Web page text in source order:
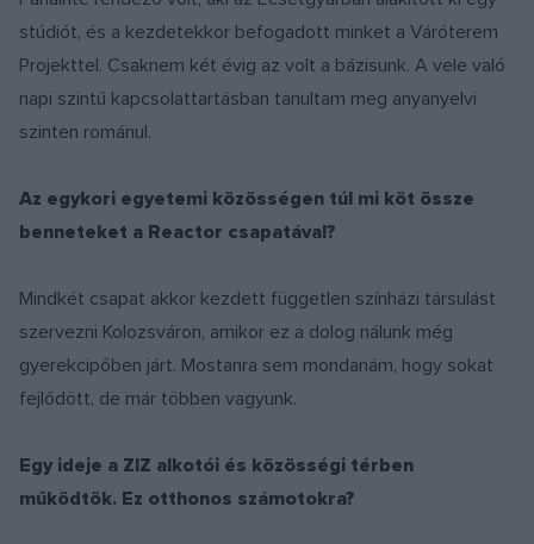
stúdiót, és a kezdetekkor befogadott minket a Váróterem
Projekttel. Csaknem két évig az volt a bázisunk. A vele való
napi szintű kapcsolattartásban tanultam meg anyanyelvi
szinten románul.
Az egykori egyetemi közösségen túl mi köt össze
benneteket a Reactor csapatával?
Mindkét csapat akkor kezdett független színházi társulást
szervezni Kolozsváron, amikor ez a dolog nálunk még
gyerekcipőben járt. Mostanra sem mondanám, hogy sokat
fejlődött, de már többen vagyunk.
Egy ideje a ZIZ alkotói és közösségi térben
működtök. Ez otthonos számotokra?